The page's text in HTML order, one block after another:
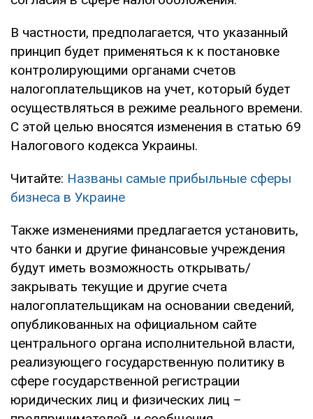
В частности, предполагается, что указанный
принцип будет применяться к к постановке
контролирующими органами счетов
налогоплательщиков на учет, который будет
осуществляться в режиме реального времени.
С этой целью вносятся изменения в статью 69
Налогового кодекса Украины.
Читайте: Названы самые прибыльные сферы
бизнеса в Украине
Также изменениями предлагается установить,
что банки и другие финансовые учреждения
будут иметь возможность открывать/
закрывать текущие и другие счета
налогоплательщикам на основании сведений,
опубликованных на официальном сайте
центрального органа исполнительной власти,
реализующего государственную политику в
сфере государственной регистрации
юридических лиц и физических лиц –